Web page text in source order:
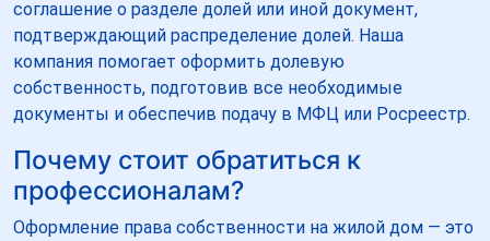
соглашение о разделе долей или иной документ,
подтверждающий распределение долей. Наша
компания помогает оформить долевую
собственность, подготовив все необходимые
документы и обеспечив подачу в МФЦ или Росреестр.
Почему стоит обратиться к
профессионалам?
Оформление права собственности на жилой дом — это